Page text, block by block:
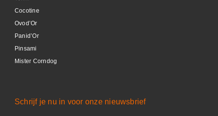
Cocotine
Ovod’Or
Panid’Or
Pinsami
Mister Corndog
Schrijf je nu in voor onze nieuwsbrief